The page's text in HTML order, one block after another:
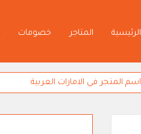
الرئيسية المتاجر خصومات